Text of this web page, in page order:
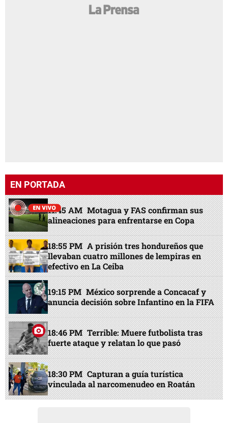
EN PORTADA
11:45 AM Motagua y FAS confirman sus
alineaciones para enfrentarse en Copa
18:55 PM A prisión tres hondureños que
llevaban cuatro millones de lempiras en
efectivo en La Ceiba
19:15 PM México sorprende a Concacaf y
anuncia decisión sobre Infantino en la FIFA
18:46 PM Terrible: Muere futbolista tras
fuerte ataque y relatan lo que pasó
18:30 PM Capturan a guía turística
vinculada al narcomenudeo en Roatán